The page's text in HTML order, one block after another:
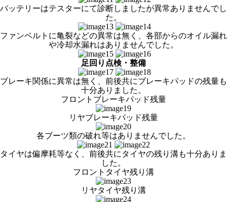
バッテリーはテスターにて診断しましたが異常ありませんでし
た。
ファンベルトに亀裂などの異常は無く、各部からのオイル漏れ
や冷却水漏れはありませんでした。
足回り点検・整備
ブレーキ関係に異常は無く、前後共にブレーキパッドの残量も
十分ありました。
フロントブレーキパッド残量
リヤブレーキパッド残量
各ブーツ類の破れ等はありませんでした。
タイヤは偏摩耗等なく、前後共にタイヤの残り溝も十分ありま
した。
フロントタイヤ残り溝
リヤタイヤ残り溝